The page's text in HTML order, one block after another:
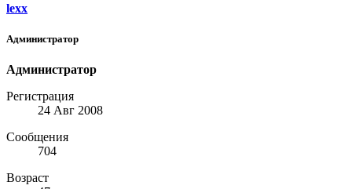
lexx
Администратор
Администратор
Регистрация
24 Авг 2008
Сообщения
704
Возраст